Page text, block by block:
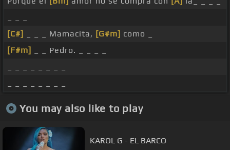
[C#]
_ _ _ Mamacita, [G#m] como _
[F#m]
_ _ Pedro. _ _ _ _
You may also like to play
KAROL G - EL BARCO